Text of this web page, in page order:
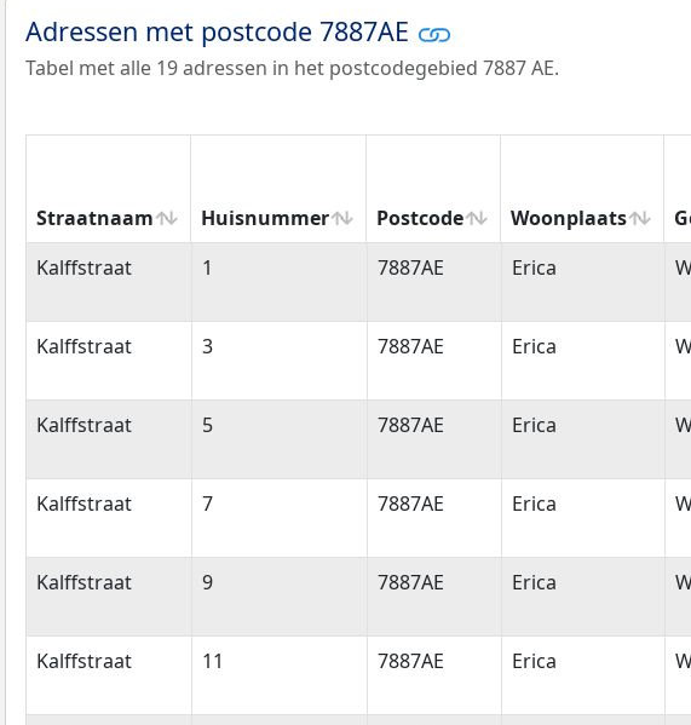
Adressen met postcode 7887AE
Tabel met alle 19 adressen in het postcodegebied 7887 AE.
Straatnaam Huisnummer Postcode Woonplaats
Straatnaam
Huisnummer Postcode Woonplaats
Kalffstraat 1 7887AE Erica
Kalffstraat 3 7887AE Erica
Kalffstraat 5 7887AE Erica
Kalffstraat 7 7887AE Erica
Kalffstraat 9 7887AE Erica
Kalffstraat 11 7887AE Erica